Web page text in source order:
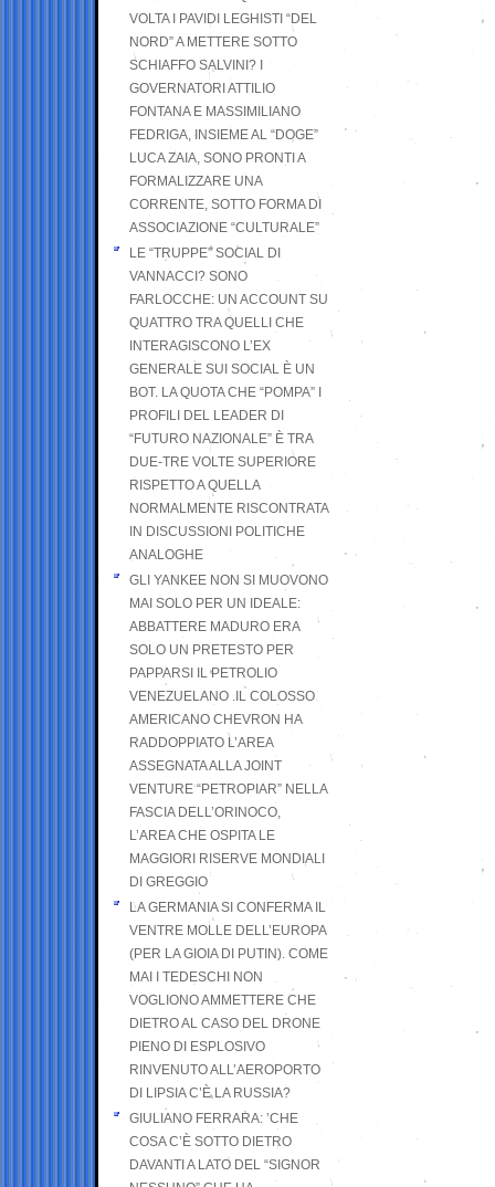
VOLTA I PAVIDI LEGHISTI “DEL
NORD” A METTERE SOTTO
SCHIAFFO SALVINI? I
GOVERNATORI ATTILIO
FONTANA E MASSIMILIANO
FEDRIGA, INSIEME AL “DOGE”
LUCA ZAIA, SONO PRONTI A
FORMALIZZARE UNA
CORRENTE, SOTTO FORMA DI
ASSOCIAZIONE “CULTURALE”
LE “TRUPPE” SOCIAL DI
VANNACCI? SONO
FARLOCCHE: UN ACCOUNT SU
QUATTRO TRA QUELLI CHE
INTERAGISCONO L’EX
GENERALE SUI SOCIAL È UN
BOT. LA QUOTA CHE “POMPA” I
PROFILI DEL LEADER DI
“FUTURO NAZIONALE” È TRA
DUE-TRE VOLTE SUPERIORE
RISPETTO A QUELLA
NORMALMENTE RISCONTRATA
IN DISCUSSIONI POLITICHE
ANALOGHE
GLI YANKEE NON SI MUOVONO
MAI SOLO PER UN IDEALE:
ABBATTERE MADURO ERA
SOLO UN PRETESTO PER
PAPPARSI IL PETROLIO
VENEZUELANO .IL COLOSSO
AMERICANO CHEVRON HA
RADDOPPIATO L’AREA
ASSEGNATA ALLA JOINT
VENTURE “PETROPIAR” NELLA
FASCIA DELL’ORINOCO,
L’AREA CHE OSPITA LE
MAGGIORI RISERVE MONDIALI
DI GREGGIO
LA GERMANIA SI CONFERMA IL
VENTRE MOLLE DELL’EUROPA
(PER LA GIOIA DI PUTIN). COME
MAI I TEDESCHI NON
VOGLIONO AMMETTERE CHE
DIETRO AL CASO DEL DRONE
PIENO DI ESPLOSIVO
RINVENUTO ALL’AEROPORTO
DI LIPSIA C’È LA RUSSIA?
GIULIANO FERRARA: ’CHE
COSA C’È SOTTO DIETRO
DAVANTI A LATO DEL “SIGNOR